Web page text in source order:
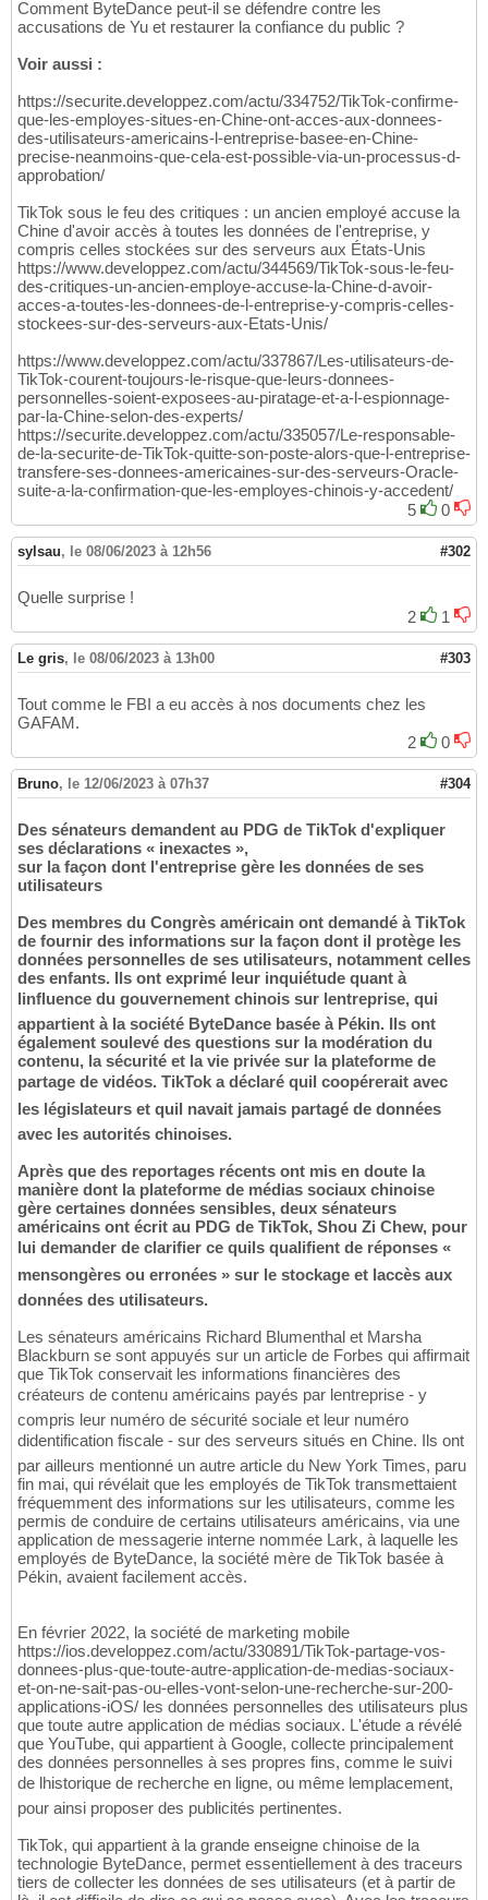
Comment ByteDance peut-il se défendre contre les
accusations de Yu et restaurer la confiance du public ?
Voir aussi :
https://securite.developpez.com/actu/334752/TikTok-confirme-
que-les-employes-situes-en-Chine-ont-acces-aux-donnees-
des-utilisateurs-americains-l-entreprise-basee-en-Chine-
precise-neanmoins-que-cela-est-possible-via-un-processus-d-
approbation/
TikTok sous le feu des critiques : un ancien employé accuse la
Chine d'avoir accès à toutes les données de l'entreprise, y
compris celles stockées sur des serveurs aux États-Unis
https://www.developpez.com/actu/344569/TikTok-sous-le-feu-
des-critiques-un-ancien-employe-accuse-la-Chine-d-avoir-
acces-a-toutes-les-donnees-de-l-entreprise-y-compris-celles-
stockees-sur-des-serveurs-aux-Etats-Unis/
https://www.developpez.com/actu/337867/Les-utilisateurs-de-
TikTok-courent-toujours-le-risque-que-leurs-donnees-
personnelles-soient-exposees-au-piratage-et-a-l-espionnage-
par-la-Chine-selon-des-experts/
https://securite.developpez.com/actu/335057/Le-responsable-
de-la-securite-de-TikTok-quitte-son-poste-alors-que-l-entreprise-
transfere-ses-donnees-americaines-sur-des-serveurs-Oracle-
suite-a-la-confirmation-que-les-employes-chinois-y-accedent/
5
0
sylsau, le 08/06/2023 à 12h56 #302
Quelle surprise !
2
1
Le gris, le 08/06/2023 à 13h00 #303
Tout comme le FBI a eu accès à nos documents chez les
GAFAM.
2
0
Bruno, le 12/06/2023 à 07h37 #304
Des sénateurs demandent au PDG de TikTok d'expliquer
ses déclarations « inexactes »,
sur la façon dont l'entreprise gère les données de ses
utilisateurs
Des membres du Congrès américain ont demandé à TikTok
de fournir des informations sur la façon dont il protège les
données personnelles de ses utilisateurs, notamment celles
des enfants. Ils ont exprimé leur inquiétude quant à
linfluence du gouvernement chinois sur lentreprise, qui
appartient à la société ByteDance basée à Pékin. Ils ont
également soulevé des questions sur la modération du
contenu, la sécurité et la vie privée sur la plateforme de
partage de vidéos. TikTok a déclaré quil coopérerait avec
les législateurs et quil navait jamais partagé de données
avec les autorités chinoises.
Après que des reportages récents ont mis en doute la
manière dont la plateforme de médias sociaux chinoise
gère certaines données sensibles, deux sénateurs
américains ont écrit au PDG de TikTok, Shou Zi Chew, pour
lui demander de clarifier ce quils qualifient de réponses «
mensongères ou erronées » sur le stockage et laccès aux
données des utilisateurs.
Les sénateurs américains Richard Blumenthal et Marsha
Blackburn se sont appuyés sur un article de Forbes qui affirmait
que TikTok conservait les informations financières des
créateurs de contenu américains payés par lentreprise - y
compris leur numéro de sécurité sociale et leur numéro
didentification fiscale - sur des serveurs situés en Chine. Ils ont
par ailleurs mentionné un autre article du New York Times, paru
fin mai, qui révélait que les employés de TikTok transmettaient
fréquemment des informations sur les utilisateurs, comme les
permis de conduire de certains utilisateurs américains, via une
application de messagerie interne nommée Lark, à laquelle les
employés de ByteDance, la société mère de TikTok basée à
Pékin, avaient facilement accès.
En février 2022, la société de marketing mobile
https://ios.developpez.com/actu/330891/TikTok-partage-vos-
donnees-plus-que-toute-autre-application-de-medias-sociaux-
et-on-ne-sait-pas-ou-elles-vont-selon-une-recherche-sur-200-
applications-iOS/ les données personnelles des utilisateurs plus
que toute autre application de médias sociaux. L'étude a révélé
que YouTube, qui appartient à Google, collecte principalement
des données personnelles à ses propres fins, comme le suivi
de lhistorique de recherche en ligne, ou même lemplacement,
pour ainsi proposer des publicités pertinentes.
TikTok, qui appartient à la grande enseigne chinoise de la
technologie ByteDance, permet essentiellement à des traceurs
tiers de collecter les données de ses utilisateurs (et à partir de